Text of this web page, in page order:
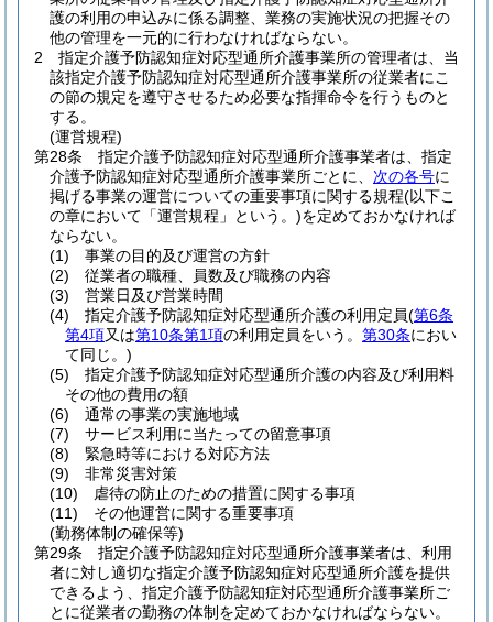
護の利用の申込みに係る調整、業務の実施状況の把握その
他の管理を一元的に行わなければならない。
2
指定介護予防認知症対応型通所介護事業所の管理者は、当
該指定介護予防認知症対応型通所介護事業所の従業者にこ
の節の規定を遵守させるため必要な指揮命令を行うものと
する。
(運営規程)
第28条
指定介護予防認知症対応型通所介護事業者は、指定
介護予防認知症対応型通所介護事業所ごとに、 次の各号に
掲げる事業の運営についての重要事項に関する規程(以下こ
の章において「運営規程」という。)を定めておかなければ
ならない。
(1)
事業の目的及び運営の方針
(2)
従業者の職種、員数及び職務の内容
(3)
営業日及び営業時間
(4)
指定介護予防認知症対応型通所介護の利用定員(第6条
第4項又は第10条第1項の利用定員をいう。 第30条におい
て同じ。)
(5)
指定介護予防認知症対応型通所介護の内容及び利用料
その他の費用の額
(6)
通常の事業の実施地域
(7)
サービス利用に当たっての留意事項
(8)
緊急時等における対応方法
(9)
非常災害対策
(10)
虐待の防止のための措置に関する事項
(11)
その他運営に関する重要事項
(勤務体制の確保等)
第29条
指定介護予防認知症対応型通所介護事業者は、利用
者に対し適切な指定介護予防認知症対応型通所介護を提供
できるよう、指定介護予防認知症対応型通所介護事業所ご
とに従業者の勤務の体制を定めておかなければならない。